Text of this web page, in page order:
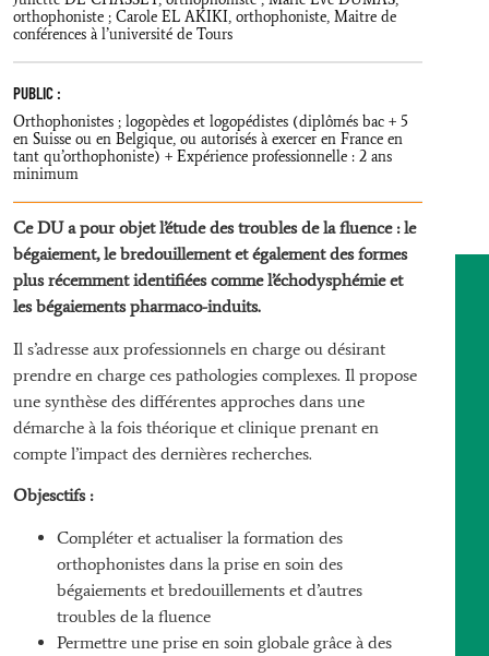
orthophoniste ; Carole EL AKIKI, orthophoniste, Maitre de
conférences à l’université de Tours
PUBLIC :
Orthophonistes ; logopèdes et logopédistes (diplômés bac + 5
en Suisse ou en Belgique, ou autorisés à exercer en France en
tant qu’orthophoniste) + Expérience professionnelle : 2 ans
minimum
Ce DU a pour objet l’étude des troubles de la fluence : le
bégaiement, le bredouillement et également des formes
plus récemment identifiées comme l’échodysphémie et
les bégaiements pharmaco-induits.
Il s’adresse aux professionnels en charge ou désirant
prendre en charge ces pathologies complexes. Il propose
une synthèse des différentes approches dans une
démarche à la fois théorique et clinique prenant en
compte l’impact des dernières recherches.
Objesctifs :
Compléter et actualiser la formation des
orthophonistes dans la prise en soin des
bégaiements et bredouillements et d’autres
troubles de la fluence
Permettre une prise en soin globale grâce à des